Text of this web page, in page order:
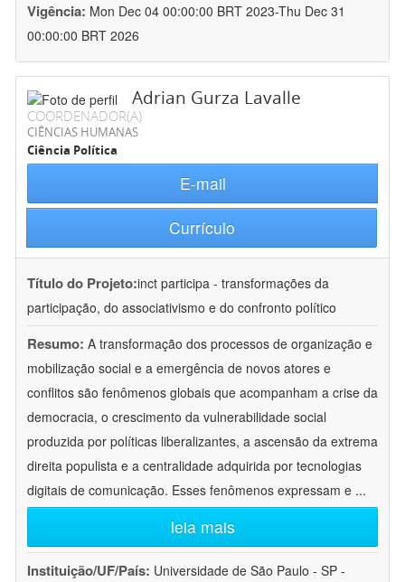
Vigência: Mon Dec 04 00:00:00 BRT 2023-Thu Dec 31
00:00:00 BRT 2026
Adrian Gurza Lavalle
COORDENADOR(A)
CIÊNCIAS HUMANAS
Ciência Política
E-mail
Currículo
Título do Projeto:inct participa - transformações da
participação, do associativismo e do confronto político
Resumo: A transformação dos processos de organização e
mobilização social e a emergência de novos atores e
conflitos são fenômenos globais que acompanham a crise da
democracia, o crescimento da vulnerabilidade social
produzida por políticas liberalizantes, a ascensão da extrema
direita populista e a centralidade adquirida por tecnologias
digitais de comunicação. Esses fenômenos expressam e ...
leia mais
Instituição/UF/País: Universidade de São Paulo - SP -